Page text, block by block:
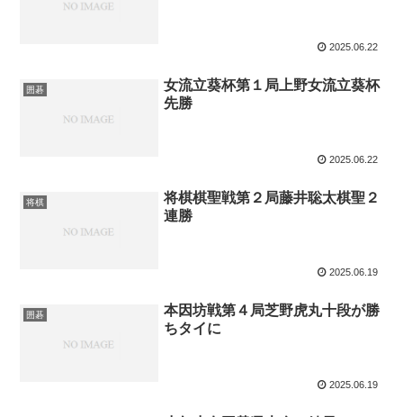
2025.06.22
囲碁
女流立葵杯第１局上野女流立葵杯
先勝
2025.06.22
将棋
将棋棋聖戦第２局藤井聡太棋聖２
連勝
2025.06.19
囲碁
本因坊戦第４局芝野虎丸十段が勝
ちタイに
2025.06.19